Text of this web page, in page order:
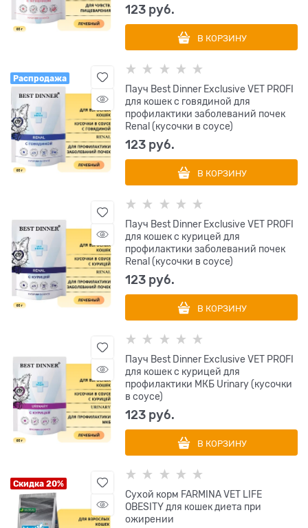
123 руб.
В КОРЗИНУ
Распродажа
Пауч Best Dinner Exclusive VET PROFI
для кошек с говядиной для
профилактики заболеваний почек
Renal (кусочки в соусе)
123 руб.
В КОРЗИНУ
Пауч Best Dinner Exclusive VET PROFI
для кошек с курицей для
профилактики заболеваний почек
Renal (кусочки в соусе)
123 руб.
В КОРЗИНУ
Пауч Best Dinner Exclusive VET PROFI
для кошек с курицей для
профилактики МКБ Urinary (кусочки
в соусе)
123 руб.
В КОРЗИНУ
Скидка 20%
Сухой корм FARMINA VET LIFE
OBESITY для кошек диета при
ожирении